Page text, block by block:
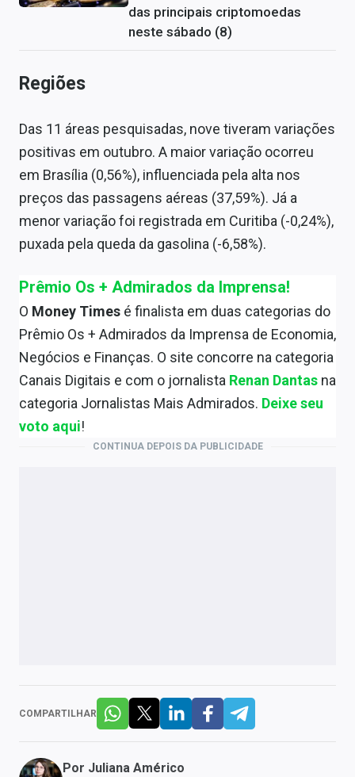
das principais criptomoedas
neste sábado (8)
Regiões
Das 11 áreas pesquisadas, nove tiveram variações
positivas em outubro. A maior variação ocorreu
em Brasília (0,56%), influenciada pela alta nos
preços das passagens aéreas (37,59%). Já a
menor variação foi registrada em Curitiba (-0,24%),
puxada pela queda da gasolina (-6,58%).
Prêmio Os + Admirados da Imprensa!
O Money Times é finalista em duas categorias do
Prêmio Os + Admirados da Imprensa de Economia,
Negócios e Finanças. O site concorre na categoria
Canais Digitais e com o jornalista Renan Dantas na
categoria Jornalistas Mais Admirados. Deixe seu
voto aqui!
CONTINUA DEPOIS DA PUBLICIDADE
COMPARTILHAR
Por Juliana Américo